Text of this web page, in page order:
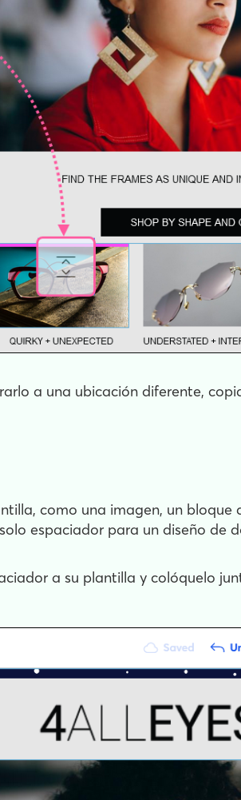
a una ubicación diferente,
como una imagen, un bloque
espaciador para un diseño de
a su plantilla y colóquelo